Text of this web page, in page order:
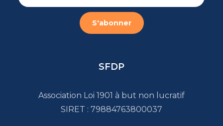
SFDP
Association Loi 1901 à but non lucratif
SIRET : 79884763800037